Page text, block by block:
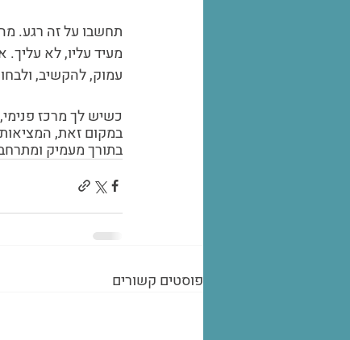
תחשבו על זה רגע.
מעיד עליו, לא
עמוק, להקשיב,
כשיש לך מרכז
במקום זאת,
בתורך מעמיק
פוסטים קשורים